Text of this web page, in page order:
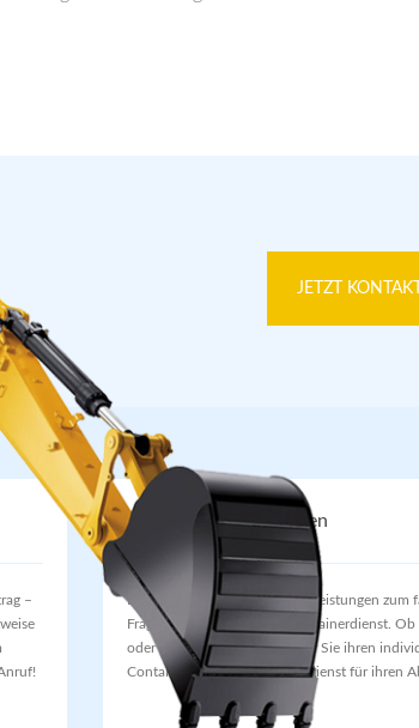
JETZT
–
Dienstleistungen
Bei uns bekommen Sie Dienstleistungen zum
Fragen Sie nach unserem Containerdienst. Ob
oder Privatleute, wir haben für Sie ihren
Container- oder Entsorgungsdienst für ihren